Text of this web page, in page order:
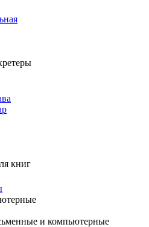
книг
и компьютерные